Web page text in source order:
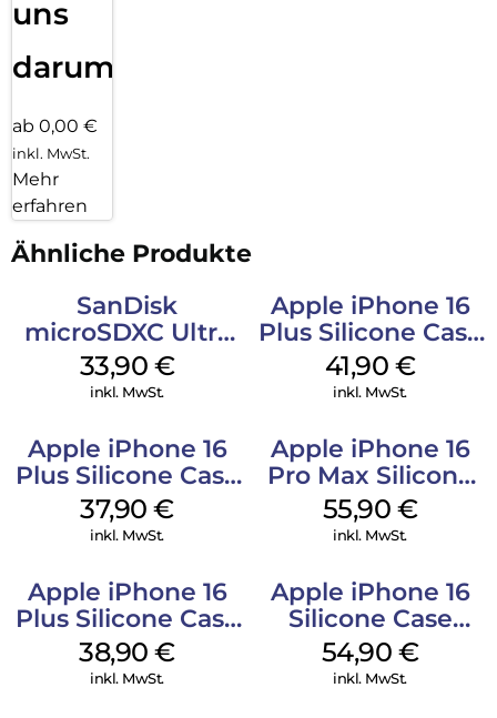
uns
darum!
ab 0,00 €
inkl. MwSt.
Mehr
erfahren
Ähnliche Produkte
SanDisk
microSDXC Ultra
128 GB + Adapter
Mobile
33,90 €
inkl. MwSt.
Apple iPhone 16
Plus Silicone Case
MagSafe Stone
Gray
41,90 €
inkl. MwSt.
Apple iPhone 16
Plus Silicone Case
MagSafe Lake
Green
37,90€
inkl. MwSt.
Apple iPhone 16
Pro Max Silicone
Case MagSafe
Stone Gray
55,90 €
inkl. MwSt.
Apple iPhone 16
Plus Silicone Case
MagSafe Denim
38,90€
inkl. MwSt.
Apple iPhone 16
Silicone Case
MagSafe Black
54,90 €
inkl. MwSt.